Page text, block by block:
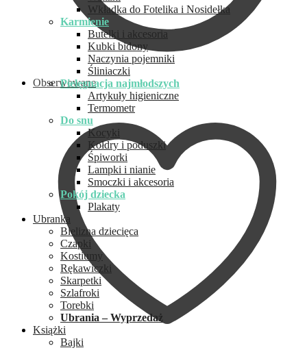
Obserwowane
Wkładka do Fotelika i Nosidełka
Karmienie
Butelki i akcesoria
Kubki bidony
Naczynia pojemniki
Śliniaczki
Pielęgnacja najmłodszych
Artykuły higieniczne
Termometr
Do snu
Kocyki
Kołdry i poduszki
Śpiworki
Lampki i nianie
Smoczki i akcesoria
Pokój dziecka
Plakaty
Ubranka
Bielizna dziecięca
Czapki
Kostiumy
Rękawiczki
Skarpetki
Szlafroki
Torebki
Ubrania – Wyprzedaż
Książki
Bajki